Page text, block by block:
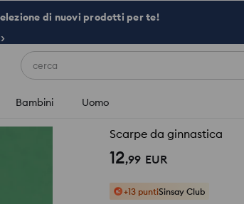
di nuovi prodotti per te!
cerca
Bambini Uomo
Scarpe da ginnastica
12,99 EUR
+13 puntiSinsay Club